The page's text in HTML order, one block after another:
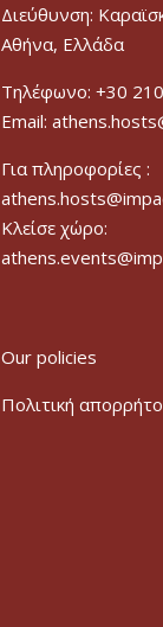
Διεύθυνση:
Αθήνα, Ελλάδα
Τηλέφωνο: +30
Email:
Για πληροφορίες :
Κλείσε χώρο:
Our policies
Πολιτική